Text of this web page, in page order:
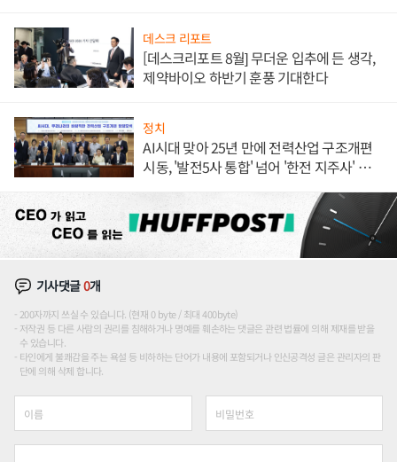
데스크 리포트
[데스크리포트 8월] 무더운 입추에 든 생각,
제약바이오 하반기 훈풍 기대한다
정치
AI시대 맞아 25년 만에 전력산업 구조개편
시동, '발전5사 통합' 넘어 '한전 지주사' 재편
기사댓글0개
200자까지 쓰실 수 있습니다. (현재 0 byte / 최대 400byte)
저작권 등 다른 사람의 권리를 침해하거나 명예를 훼손하는 댓글은 관련 법률에 의해 제재를 받을
수 있습니다.
타인에게 불쾌감을 주는 욕설 등 비하하는 단어가 내용에 포함되거나 인신공격성 글은 관리자의 판
단에 의해 삭제 합니다.